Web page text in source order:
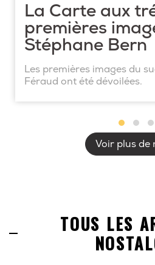
La Carte aux
premières
Stéphane Bern
Les premières images du
Féraud ont été dévoilées.
Voir plus de
TOUS LES